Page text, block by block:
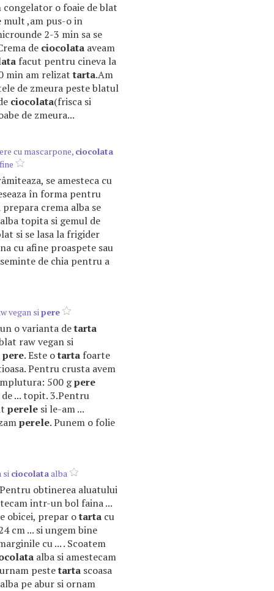
congelator o foaie de blat
mult ,am pus-o in
2-3 min sa se
de ciocolata aveam
facut pentru cineva la
min am relizattarta.Am
de zmeura peste blatul
ciocolata(frisca si
de zmeura...
cu mascarpone, ciocolata
se amesteca cu
în forma pentru
crema alba se
topita si gemul de
si se lasa la frigider
cu afine proaspete sau
de chia pentru a
vegan sipere
o varianta detarta
raw vegan si
pere. Este otarta foarte
Pentru crusta avem
500 gpere
... topit. 3.Pentru
perele si le-am ...
perele. Punem o folie
si ciocolataalba
obtinerea aluatului
intr-un bol faina ...
obicei, prepar otarta cu
cm ... si ungem bine
cu ... . Scoatem
alba si amestecam
pestetarta scoasa
pe abur si ornam